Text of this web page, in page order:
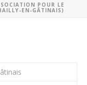
POUR LE
EN-GÂTINAIS)